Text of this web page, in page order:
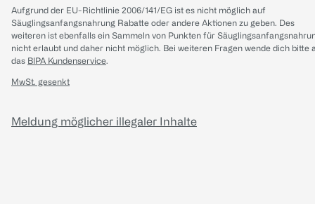
Aufgrund der EU-Richtlinie 2006/141/EG ist es nicht möglich auf
Säuglingsanfangsnahrung Rabatte oder andere Aktionen zu geben. Des
weiteren ist ebenfalls ein Sammeln von Punkten für
nicht erlaubt und daher nicht möglich. Bei weiteren Fragen wende dich bitte
das BIPA Kundenservice.
MwSt. gesenkt
Meldung möglicher illegaler Inhalte